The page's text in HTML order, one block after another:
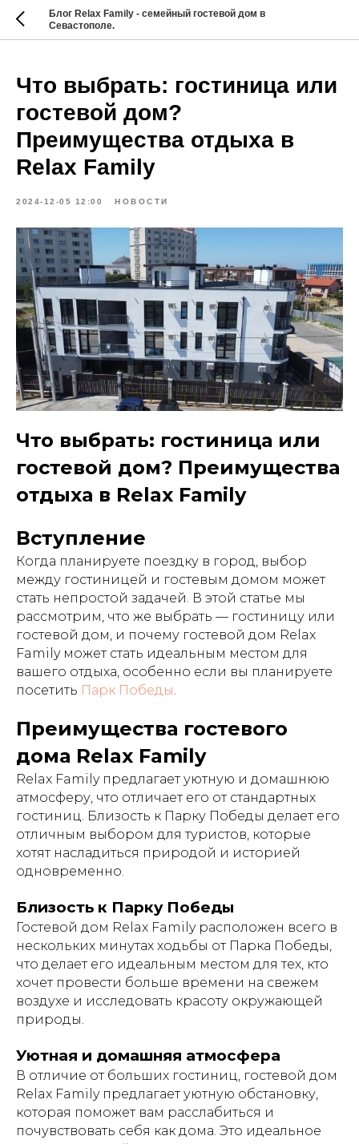
Блог Relax Family - семейный гостевой дом в
Севастополе.
Что выбрать: гостиница или
гостевой дом?
Преимущества отдыха в
Relax Family
2024-12-05 12:00 НОВОСТИ
Что выбрать: гостиница или
гостевой дом? Преимущества
отдыха в Relax Family
Вступление
Когда планируете поездку в город, выбор
между гостиницей и гостевым домом может
стать непростой задачей. В этой статье мы
рассмотрим, что же выбрать — гостиницу или
гостевой дом, и почему гостевой дом Relax
Family может стать идеальным местом для
вашего отдыха, особенно если вы планируете
посетить Парк Победы.
Преимущества гостевого
дома Relax Family
Relax Family предлагает уютную и домашнюю
атмосферу, что отличает его от стандартных
гостиниц. Близость к Парку Победы делает его
отличным выбором для туристов, которые
хотят насладиться природой и историей
одновременно.
Близость к Парку Победы
Гостевой дом Relax Family расположен всего в
нескольких минутах ходьбы от Парка Победы,
что делает его идеальным местом для тех, кто
хочет провести больше времени на свежем
воздухе и исследовать красоту окружающей
природы.
Уютная и домашняя атмосфера
В отличие от больших гостиниц, гостевой дом
Relax Family предлагает уютную обстановку,
которая поможет вам расслабиться и
почувствовать себя как дома. Это идеальное